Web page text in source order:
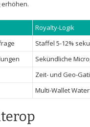
erhöhen.
Royalty-Logik
Staffel 5-12%​
Sekündliche
Zeit- ‌und Geo-
Multi-Wallet⁤